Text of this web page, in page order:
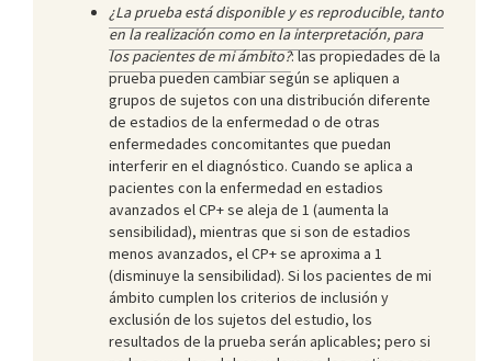
¿La prueba está disponible y es reproducible, tanto
en la realización como en la interpretación, para
los pacientes de mi ámbito?: las propiedades de la
prueba pueden cambiar según se apliquen a
grupos de sujetos con una distribución diferente
de estadios de la enfermedad o de otras
enfermedades concomitantes que puedan
interferir en el diagnóstico. Cuando se aplica a
pacientes con la enfermedad en estadios
avanzados el CP+ se aleja de 1 (aumenta la
sensibilidad), mientras que si son de estadios
menos avanzados, el CP+ se aproxima a 1
(disminuye la sensibilidad). Si los pacientes de mi
ámbito cumplen los criterios de inclusión y
exclusión de los sujetos del estudio, los
resultados de la prueba serán aplicables; pero si